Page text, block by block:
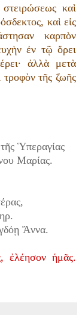
καὶ
καὶ εἰς
καρπὸν
ἐν τῷ ὄρει
ἀλλὰ μετὰ
τροφὸν τῆς ζωῆς
Ὑπεραγίας
Μαρίας.
Ἄννα.
ἐλέησον ἡμᾶς.